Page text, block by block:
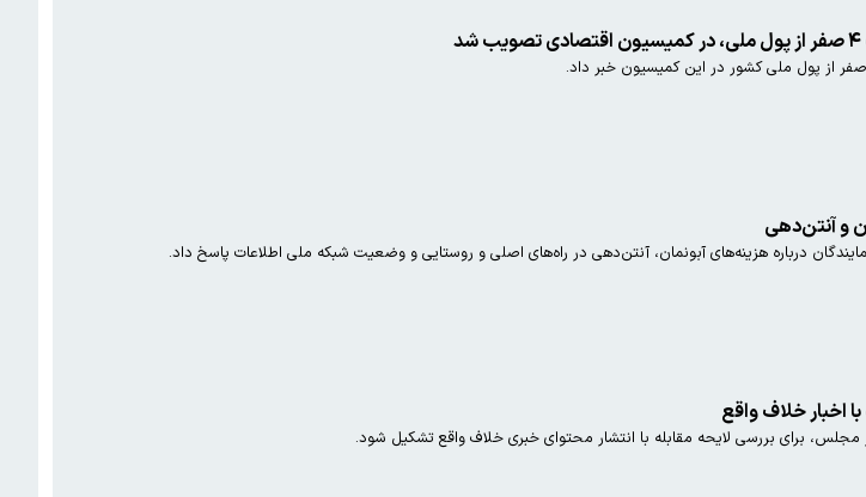
و آنتن‌دهی
درباره هزینه‌های آبونمان، آنتن‌دهی در راه‌های اصلی و روستایی و وضعیت شبکه ملی اطلاعات پاسخ داد.
اخبار خلاف واقع
برای بررسی لایحه مقابله با انتشار محتوای خبری خلاف واقع تشکیل شود.